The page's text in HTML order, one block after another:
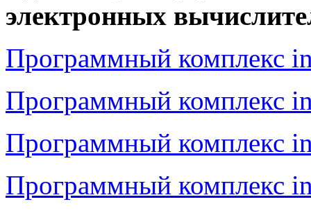
электронных
Программный комплекс
Программный комплекс
Программный комплекс
Программный комплекс